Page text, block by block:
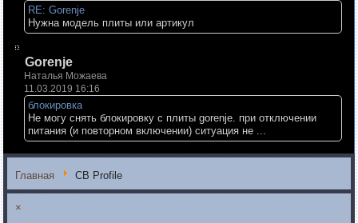
RE: Gorenje
Нужна модель плиты или артикул
Gorenje
Наталья Можаева
11.03.2019 16:16
блокировка
Не могу снять блокировку с плиты gorenje. при отключении
питания (и повторном включении) ситуация не ...
Главная CB Profile
×